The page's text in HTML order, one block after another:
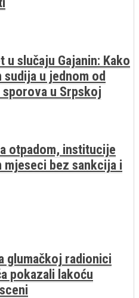
u slučaju Gajanin: Kako
u jednom od
u Srpskoj
otpadom, institucije
mjeseci bez sankcija i
glumačkoj radionici
pokazali lakoću